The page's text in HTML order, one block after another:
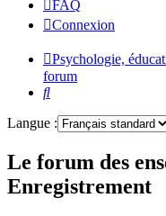
FAQ
Connexion
Psychologie,
forum
Rechercher
Langue :
Le forum des
Enregistrement